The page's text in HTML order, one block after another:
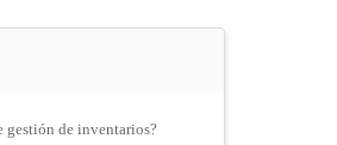
gestión de inventarios?